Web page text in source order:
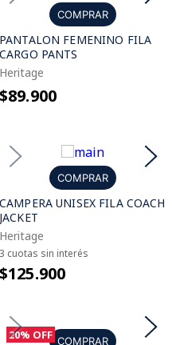
COMPRAR
PANTALON FEMENINO FILA
CARGO PANTS
Heritage
$89.900
COMPRAR
CAMPERA UNISEX FILA COACH
JACKET
Heritage
3 cuotas sin interés
$125.900
20% OFF COMPRAR